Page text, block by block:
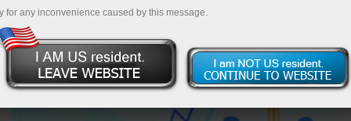
for any inconvenience caused by this message.